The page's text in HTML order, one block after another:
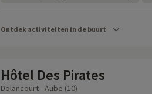
Ontdek activiteiten in de buurt
Hôtel Des Pirates
Dolancourt - Aube (10)